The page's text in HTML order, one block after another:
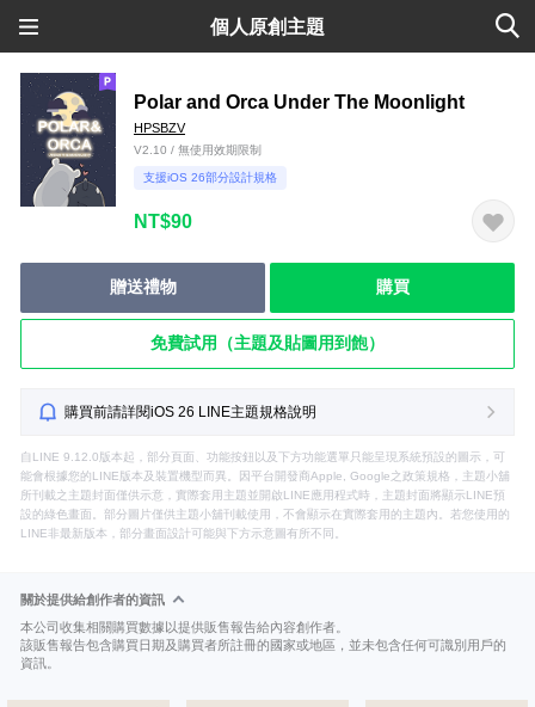
個人原創主題
Polar and Orca Under The Moonlight
HPSBZV
V2.10 / 無使用效期限制
支援iOS 26部分設計規格
NT$90
贈送禮物 購買
免費試用（主題及貼圖用到飽）
購買前請詳閱iOS 26 LINE主題規格說明
自LINE 9.12.0版本起，部分頁面、功能按鈕以及下方功能選單只能呈現系統預設的圖示，可
能會根據您的LINE版本及裝置機型而異。因平台開發商Apple, Google之政策規格，主題小舖
所刊載之主題封面僅供示意，實際套用主題並開啟LINE應用程式時，主題封面將顯示LINE預
設的綠色畫面。部分圖片僅供主題小舖刊載使用，不會顯示在實際套用的主題內。若您使用的
LINE非最新版本，部分畫面設計可能與下方示意圖有所不同。
關於提供給創作者的資訊
本公司收集相關購買數據以提供販售報告給內容創作者。
該販售報告包含購買日期及購買者所註冊的國家或地區，並未包含任何可識別用戶的
資訊。